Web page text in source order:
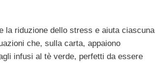
la riduzione dello stress e aiuta ciascuna
che, sulla carta, appaiono
infusi al tè verde, perfetti da essere